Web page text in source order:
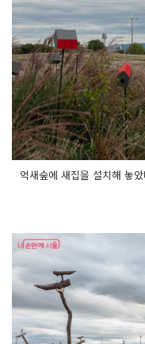
억새숲에 새집을 설치해 놓